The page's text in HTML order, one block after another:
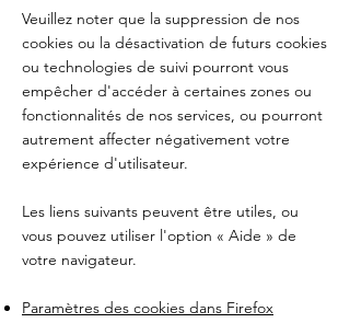
Veuillez noter que la suppression de nos
cookies ou la désactivation de futurs cookies
ou technologies de suivi pourront vous
empêcher d'accéder à certaines zones ou
fonctionnalités de nos services, ou pourront
autrement affecter négativement votre
expérience d'utilisateur.
Les liens suivants peuvent être utiles, ou
vous pouvez utiliser l'option « Aide » de
votre navigateur.
Paramètres des cookies dans Firefox